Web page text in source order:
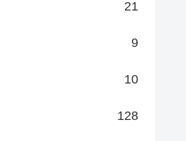
21
9
10
128